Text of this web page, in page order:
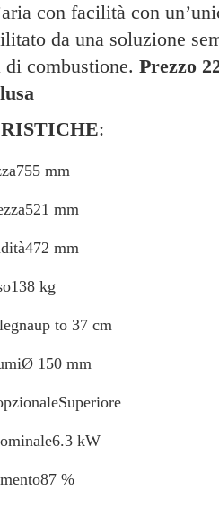
con facilità con
da una soluzione
di combustione.Prezzo
:
mm
mm
mm
kg
to 37 cm
150 mm
kW
%